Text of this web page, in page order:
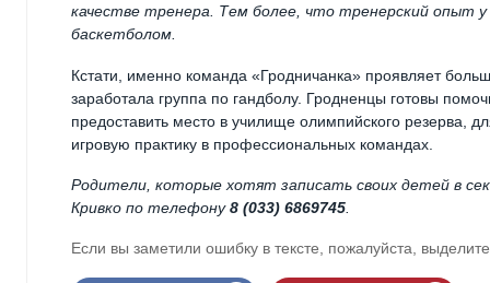
качестве тренера. Тем более, что тренерский опыт
баскетболом.
Кстати, именно команда «Гродничанка» проявляет
заработала группа по гандболу. Гродненцы готовы
предоставить место в училище олимпийского резерва,
игровую практику в профессиональных командах.
Родители, которые хотят записать своих детей в
Кривко по телефону8 (033) 6869745.
Если вы заметили ошибку в тексте, пожалуйста,